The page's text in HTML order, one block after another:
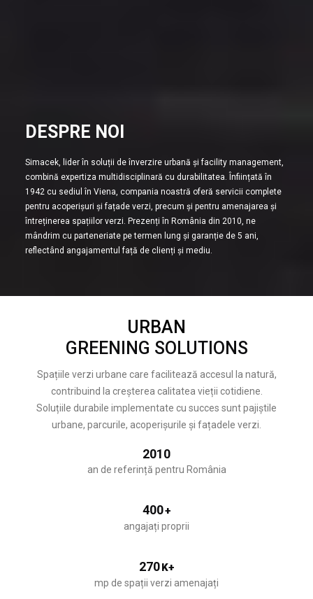
DESPRE NOI
Simacek, lider în soluții de înverzire urbană și facility management,
combină expertiza multidisciplinară cu durabilitatea. Înființată în
1942 cu sediul în Viena, compania noastră oferă servicii complete
pentru acoperișuri și fațade verzi, precum și pentru amenajarea și
întreținerea spațiilor verzi. Prezenți în România din 2010, ne
mândrim cu parteneriate pe termen lung și garanție de 5 ani,
reflectând angajamentul față de clienți și mediu.
URBAN
GREENING SOLUTIONS
Spațiile verzi urbane care facilitează accesul la natură,
contribuind la creșterea calitatea vieții cotidiene.
Soluțiile durabile implementate cu succes sunt pajiștile
urbane, parcurile, acoperișurile și fațadele verzi.
2010
an de referință pentru România
400+
angajați proprii
270K+
mp de spații verzi amenajați